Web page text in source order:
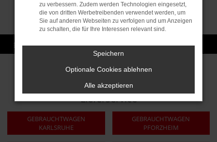
Sofort verfügbare Modelle
Lieferservice
GEBRAUCHTWAGEN
KARLSRUHE
GEBRAUCHTWAGEN
PFORZHEIM
zu verbessern. Zudem werden Technologien eingesetzt,
die von dritten Werbetreibenden verwendet werden, um
Sie auf anderen Webseiten zu verfolgen und um Anzeigen
zu schalten, die für Ihre Interessen relevant sind.
Speichern
Optionale Cookies ablehnen
Alle akzeptieren